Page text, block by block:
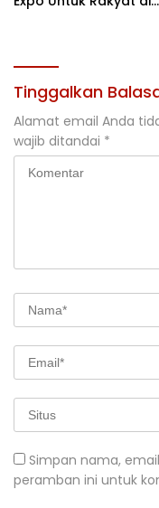
Tinggalkan
Alamat email Anda
wajib ditandai *
Simpan nama,
peramban ini untuk